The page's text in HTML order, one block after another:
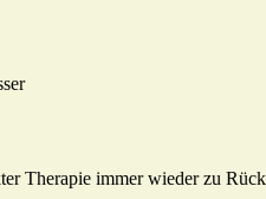
Therapie immer wieder zu